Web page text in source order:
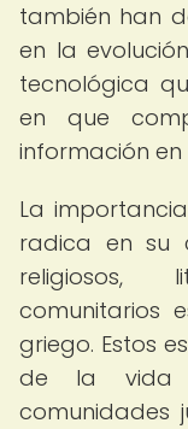
también han
en la
tecnológica
en que
información
La
radica en su
religiosos,
comunitarios
griego. Estos
de la vida
comunidades